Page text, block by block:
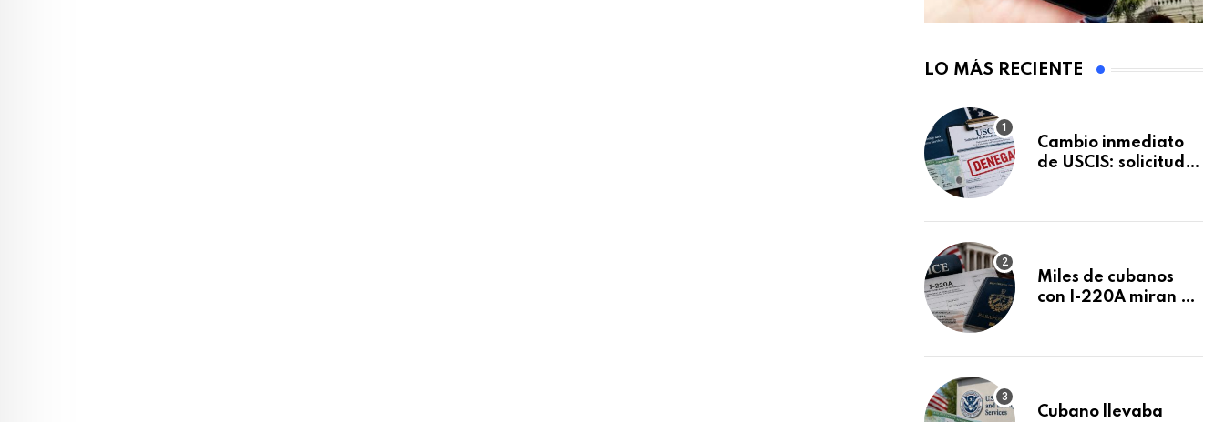
LO MÁS RECIENTE
Cambio inmediato
de USCIS: solicitudes
sin previo aviso
Miles de cubanos
con I-220A miran al
decidirse en una
Cubano llevaba